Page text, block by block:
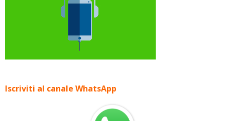
Iscriviti al canale WhatsApp